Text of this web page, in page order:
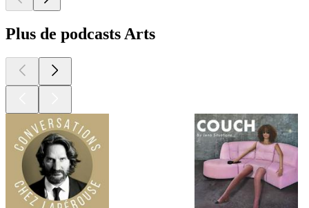
Plus de podcasts Arts